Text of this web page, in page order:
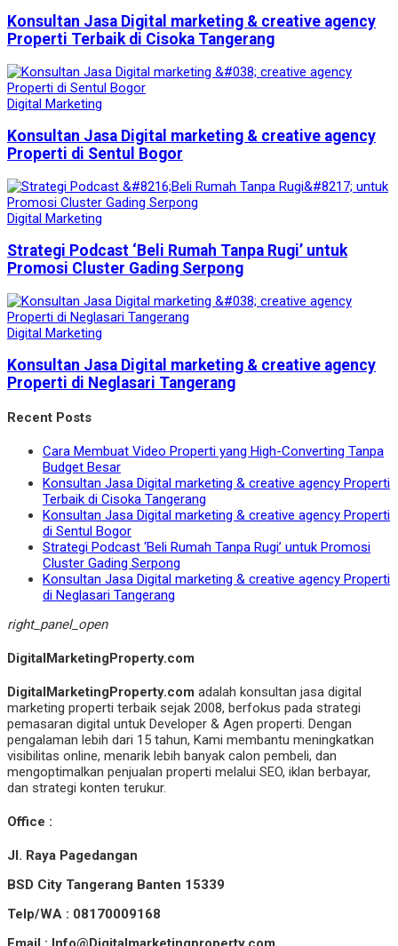
Konsultan Jasa Digital marketing & creative agency
Properti Terbaik di Cisoka Tangerang
Digital Marketing
Konsultan Jasa Digital marketing & creative agency
Properti di Sentul Bogor
Digital Marketing
Strategi Podcast ‘Beli Rumah Tanpa Rugi’ untuk
Promosi Cluster Gading Serpong
Digital Marketing
Konsultan Jasa Digital marketing & creative agency
Properti di Neglasari Tangerang
Recent Posts
Cara Membuat Video Properti yang High-Converting Tanpa
Budget Besar
Konsultan Jasa Digital marketing & creative agency Properti
Terbaik di Cisoka Tangerang
Konsultan Jasa Digital marketing & creative agency Properti
di Sentul Bogor
Strategi Podcast ‘Beli Rumah Tanpa Rugi’ untuk Promosi
Cluster Gading Serpong
Konsultan Jasa Digital marketing & creative agency Properti
di Neglasari Tangerang
right_panel_open
DigitalMarketingProperty.com
DigitalMarketingProperty.com adalah konsultan jasa digital
marketing properti terbaik sejak 2008, berfokus pada strategi
pemasaran digital untuk Developer & Agen properti. Dengan
pengalaman lebih dari 15 tahun, Kami membantu meningkatkan
visibilitas online, menarik lebih banyak calon pembeli, dan
mengoptimalkan penjualan properti melalui SEO, iklan berbayar,
dan strategi konten terukur.
Office :
Jl. Raya Pagedangan
BSD City Tangerang Banten 15339
Telp/WA : 08170009168